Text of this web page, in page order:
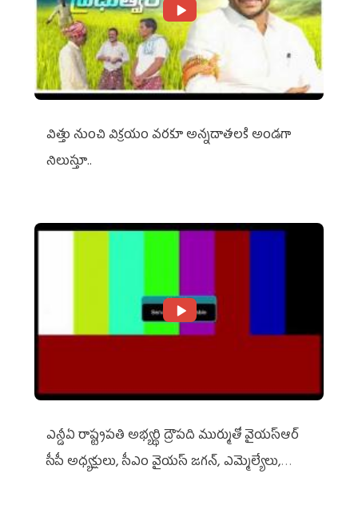
విత్తు నుంచి విక్రయం వరకూ అన్నదాతలకి అండగా
నిలుస్తూ..
ఎన్డీఏ రాష్ట్ర‌ప‌తి అభ్య‌ర్థి ద్రౌప‌ది ముర్ముతో వైయ‌స్ఆర్
సీపీ అధ్య‌క్షులు, సీఎం వైయ‌స్ జ‌గ‌న్, ఎమ్మెల్యేలు,